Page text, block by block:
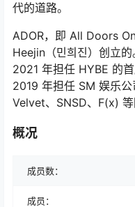
代的道路。
ADOR，即 All Doors
Heejin（민희진）创立
2021 年担任 HYBE 的
2019 年担任 SM 娱乐
Velvet、SNSD、F(x) 等
概况
成员数：
成员：